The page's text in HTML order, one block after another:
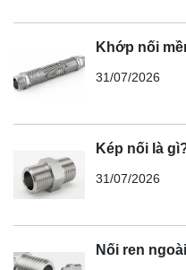
Khớp nối
31/07/2026
Kép nối là
31/07/2026
Nối ren